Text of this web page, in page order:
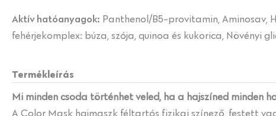
Aktív hatóanyagok: Panthenol/B5-provitamin, Aminosav,
fehérjekomplex: búza, szója, quinoa és kukorica, Növényi
Termékleírás
Mi minden csoda történhet veled, ha a hajszíned minden
A Color Mask hajmaszk féltartós fizikai színező, festett